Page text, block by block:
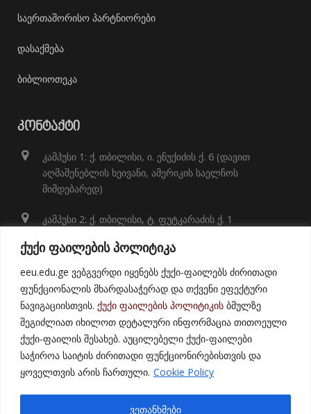
ქუქი ფაილების პოლიტიკა
eeu.edu.ge ვებგვერდი იყენებს ქუქი-ფაილებს ძირითადი
ფუნქციონალის მხარდასაჭერად და თქვენი ეფექტური
ნავიგაციისთვის. ქუქი ფაილების პოლიტიკის ბმულზე
შეგიძლიათ იხილოთ დეტალური ინფორმაცია თითოეული
ქუქი-ფაილის შესახებ. აუცილებელი ქუქი-ფაილები
საჭიროა საიტის ძირითადი ფუნქციონირებისთვის და
ყოველთვის არის ჩართული. Cookie Policy
ვეთანხმები
საერთაშორისო პარტნიორები
დასაქმება
ბიბლიოთეკა
ᲙᲝᲜᲢᲐᲥᲢᲘ
კამპუსი 1: ქ. თბილისი, ი. ენუქიძის ქ. 6 (დავით
აღმაშენებლის ხეივანი, ამერიკის საელჩოს
მიმდებარედ)
კამპუსი 2: ქ. თბილისი, ტ. ფუტკარაძის ქ. 1
+995 32 248 01 41;
info@eeu.edu.ge
East European University